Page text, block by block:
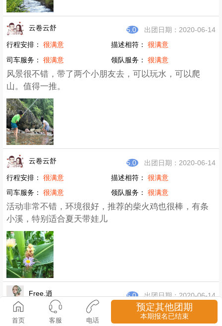
云卷云舒 5.0
出团日期：2020-06-14
行程安排：很满意 描述相符： 很满意
司车服务：很满意 领队服务： 很满意
风景很不错，带了两个小朋友去，可以玩水，可以爬
山。值得一推。
云卷云舒 5.0
出团日期：2020-06-14
行程安排：很满意 描述相符： 很满意
司车服务：很满意 领队服务： 很满意
活动非常不错，环境很好，推荐的柴火鸡也很棒，有条
小溪，特别适合夏天带娃儿
Free.逍 5.0
出团日期：2020-06-14
行程安排：
很满意 描述相符：很满意
首页 客服 电话
预定其他团期
本期报名已结束